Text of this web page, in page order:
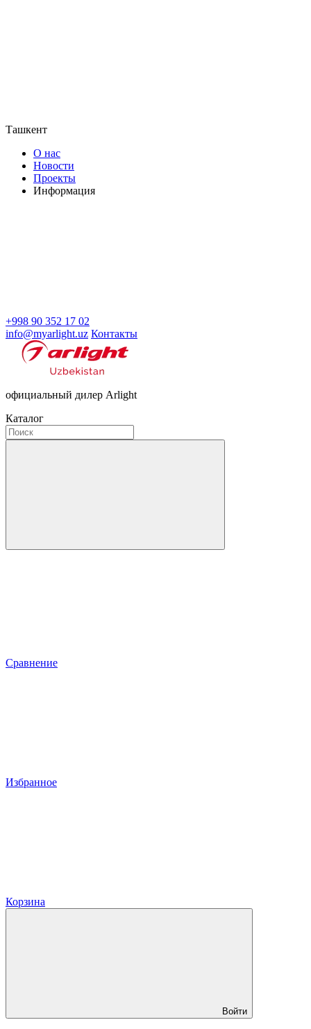
Ташкент
О нас
Новости
Проекты
Информация
+998 90 352 17 02
info@myarlight.uz Контакты
официальный дилер Arlight
Каталог
Сравнение
Избранное
Корзина
Войти